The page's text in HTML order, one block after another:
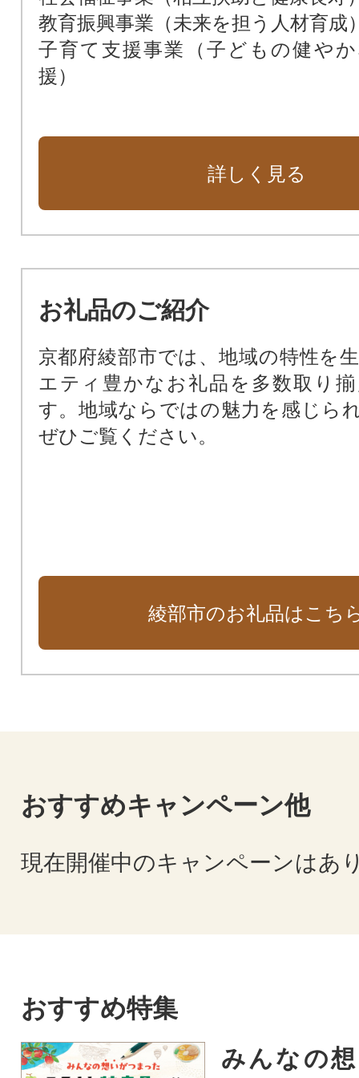
教育振興事業（未来を担う人材育成
子育て支援事業（子どもの健や
援）
詳しく見る
お礼品のご紹介
京都府綾部市では、地域の特性を
エティ豊かなお礼品を多数取り
す。地域ならではの魅力を感じら
ぜひご覧ください。
綾部市のお礼品はこち
おすすめキャンペーン他
現在開催中のキャンペーンはあ
おすすめ特集
みんなの